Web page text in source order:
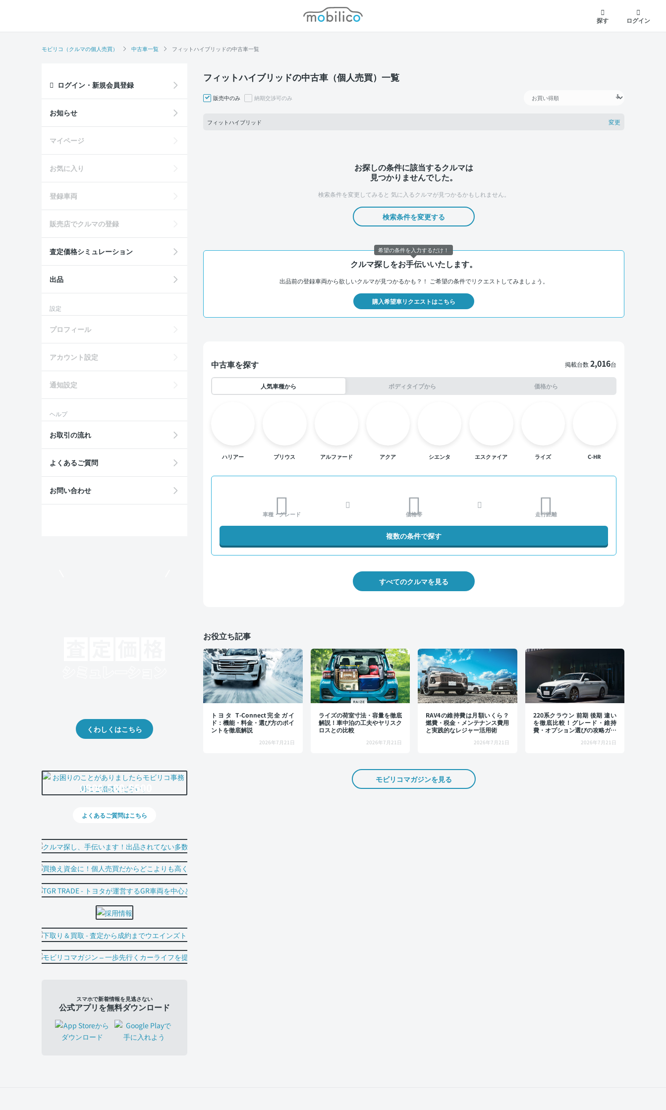
モビリコ
探す
ログイン
モビリコ（クルマの個人売買） 中古車一覧 フィットハイブリッドの中古車一覧
フィットハイブリッドの中古車（個人売買）一覧
販売中のみ 納期交渉可のみ
フィットハイブリッド 変更
お探しの条件に該当するクルマは
見つかりませんでした。
検索条件を変更してみると 気に入るクルマが見つかるかもしれません。
検索条件を変更する
クルマ探しをお手伝いいたします。
出品前の登録車両から欲しいクルマが見つかるかも？！ ご希望の条件でリクエストしてみましょう。
購入希望車リクエストはこちら
中古車を探す 掲載台数2,016台
人気車種から ボディタイプから 価格から
ハリアー プリウス アルファード アクア シエンタ エスクァイア ライズ C-HR
車種・グレード 価格帯 走行距離
複数の条件で探す
すべてのクルマを見る
お役立ち記事
トヨタ T-Connect完全ガイ
ド：機能・料金・選び方のポイ
ントを徹底解説
2026年7月21日
ライズの荷室寸法・容量を徹底
解説！車中泊の工夫やヤリスク
ロスとの比較
2026年7月21日
RAV4の維持費は月額いくら？
燃費・税金・メンテナンス費用
と実践的なレジャー活用術
2026年7月21日
220系クラウン 前期 後期 違い
を徹底比較！グレード・維持
費・オプション選びの攻略ガイ
2026年7月21日
モビリコマガジンを見る
ログイン・新規会員登録
お知らせ
マイページ
お気に入り
登録車両
販売店でクルマの登録
査定価格シミュレーション
出品
設定
プロフィール
アカウント設定
通知設定
ヘルプ
お取引の流れ
よくあるご質問
お問い合わせ
くわしくはこちら
0800-500-5500
よくあるご質問はこちら
スマホで新着情報を見逃さない
公式アプリを無料ダウンロード
希望の条件を入力するだけ！